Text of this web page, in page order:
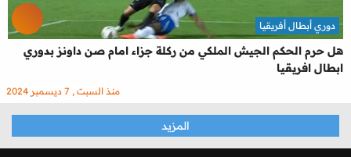
هل حرم الحكم الجيش الملكي من ركلة جزاء امام صن داونز بدوري
ابطال افريقيا
دوري أبطال أفريقيا
منذ السبت , 7 ديسمبر 2024
المزيد